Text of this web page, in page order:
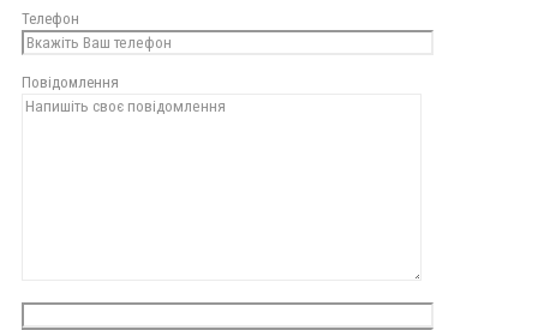
Телефон
Повідомлення